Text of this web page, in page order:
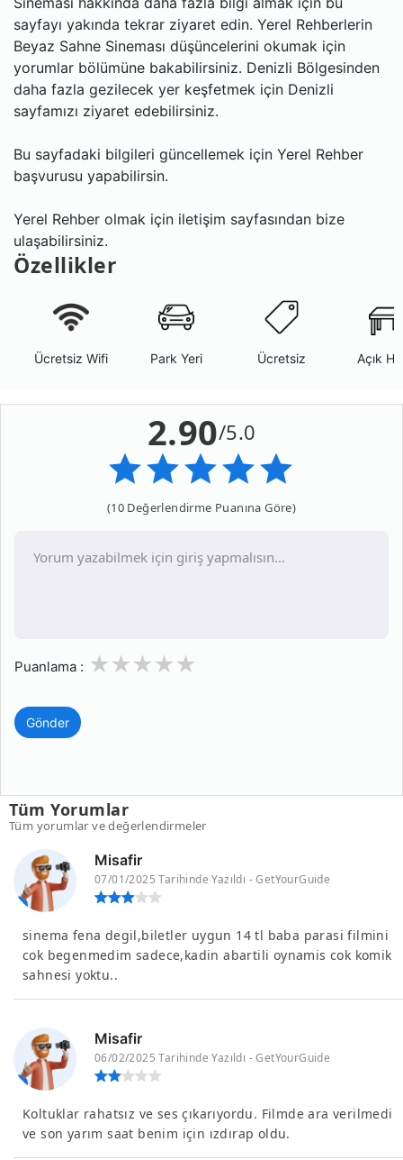
sayfayı yakında tekrar ziyaret edin. Yerel Rehberlerin
Beyaz Sahne Sineması düşüncelerini okumak için
yorumlar bölümüne bakabilirsiniz. Denizli Bölgesinden
daha fazla gezilecek yer keşfetmek için Denizli
sayfamızı ziyaret edebilirsiniz.
Bu sayfadaki bilgileri güncellemek için Yerel Rehber
başvurusu yapabilirsin.
Yerel Rehber olmak için iletişim sayfasından bize
ulaşabilirsiniz.
Özellikler
Ücretsiz Wifi Park Yeri Ücretsiz Açık
2.90/5.0
(10 Değerlendirme Puanına Göre)
Puanlama : 3
2
1
Gönder
Tüm Yorumlar
Tüm yorumlar ve değerlendirmeler
Misafir
07/01/2025 Tarihinde Yazıldı - GetYourGuide
sinema fena degil,biletler uygun 14 tl baba parasi filmini
cok begenmedim sadece,kadin abartili oynamis cok komik
sahnesi yoktu..
Misafir
06/02/2025 Tarihinde Yazıldı - GetYourGuide
Koltuklar rahatsız ve ses çıkarıyordu. Filmde ara verilmedi
ve son yarım saat benim için ızdırap oldu.